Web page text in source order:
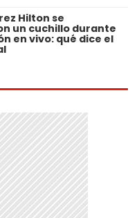
Hilton se
un cuchillo durante
en vivo: qué dice el